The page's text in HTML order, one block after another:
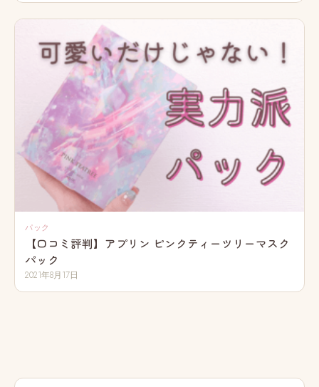
パック
【口コミ評判】アプリン ピンクティーツリーマスク
パック
2021年8月17日